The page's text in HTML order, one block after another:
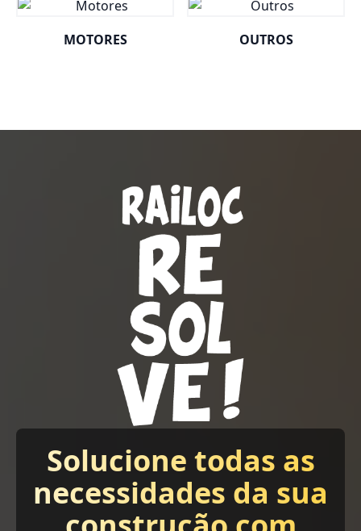
MOTORES OUTROS
Solucione todas as
necessidades da sua